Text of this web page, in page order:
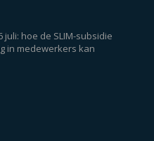
juli: hoe de SLIM-subsidie
in medewerkers kan